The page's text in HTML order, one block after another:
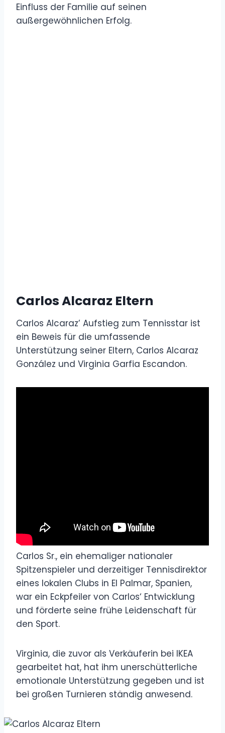
Einfluss der Familie auf seinen
außergewöhnlichen Erfolg.
Carlos Alcaraz Eltern
Carlos Alcaraz’ Aufstieg zum Tennisstar ist
ein Beweis für die umfassende
Unterstützung seiner Eltern, Carlos Alcaraz
González und Virginia Garfia Escandon.
Carlos Sr., ein ehemaliger nationaler
Spitzenspieler und derzeitiger Tennisdirektor
eines lokalen Clubs in El Palmar, Spanien,
war ein Eckpfeiler von Carlos‘ Entwicklung
und förderte seine frühe Leidenschaft für
den Sport.
Virginia, die zuvor als Verkäuferin bei IKEA
gearbeitet hat, hat ihm unerschütterliche
emotionale Unterstützung gegeben und ist
bei großen Turnieren ständig anwesend.